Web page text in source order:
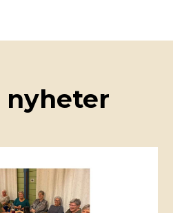
nyheter